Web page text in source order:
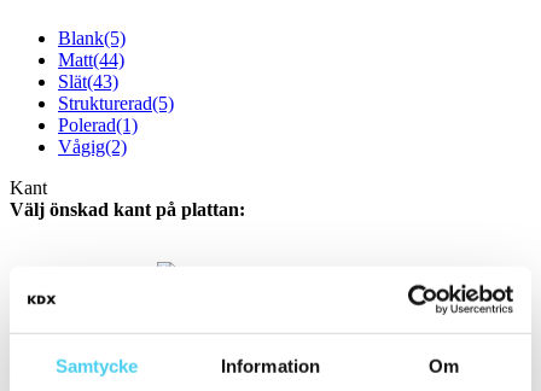
Samtycke Information Om
Blank(5)
Matt(44)
Slät(43)
Strukturerad(5)
Polerad(1)
Vågig(2)
Kant
Välj önskad kant på plattan: